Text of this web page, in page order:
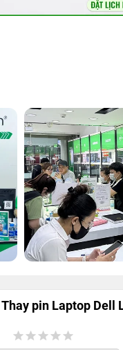
Thay pin Laptop Dell